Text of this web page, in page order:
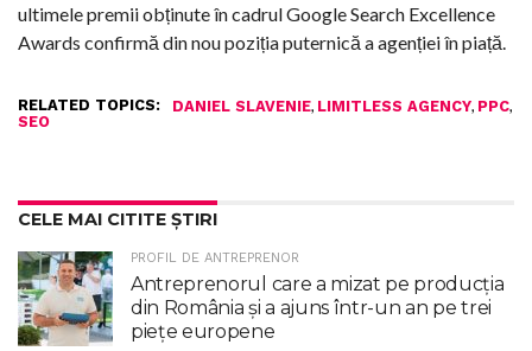
ultimele premii obținute în cadrul Google Search Excellence
Awards confirmă din nou poziția puternică a agenției în piață.
RELATED TOPICS: DANIEL SLAVENIE, LIMITLESS AGENCY, PPC,
SEO
CELE MAI CITITE ȘTIRI
PROFIL DE ANTREPRENOR
Antreprenorul care a mizat pe producția
din România și a ajuns într-un an pe trei
piețe europene